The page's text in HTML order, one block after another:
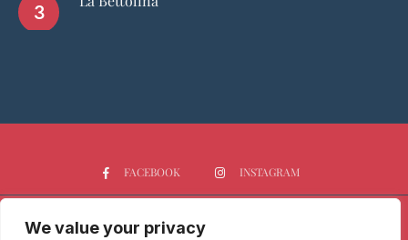
We value your privacy
FACEBOOK INSTAGRAM
HOME CHI SIAMO